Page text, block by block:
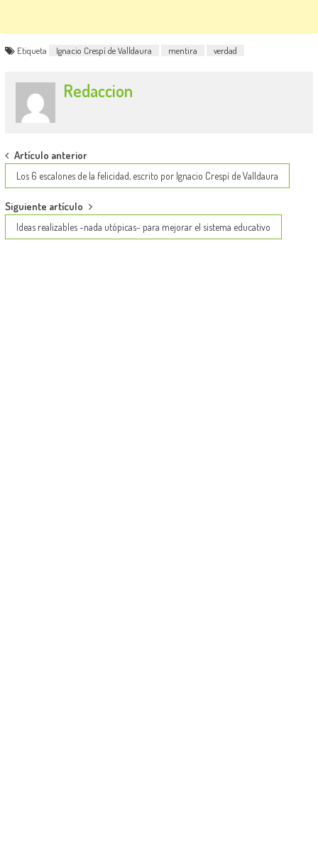
Etiqueta Ignacio Crespí de Valldaura mentira verdad
Redaccion
Post
navigation
Artículo anterior
Los 6 escalones de la felicidad, escrito por Ignacio Crespí de Valldaura
Siguiente artículo
Ideas realizables -nada utópicas- para mejorar el sistema educativo